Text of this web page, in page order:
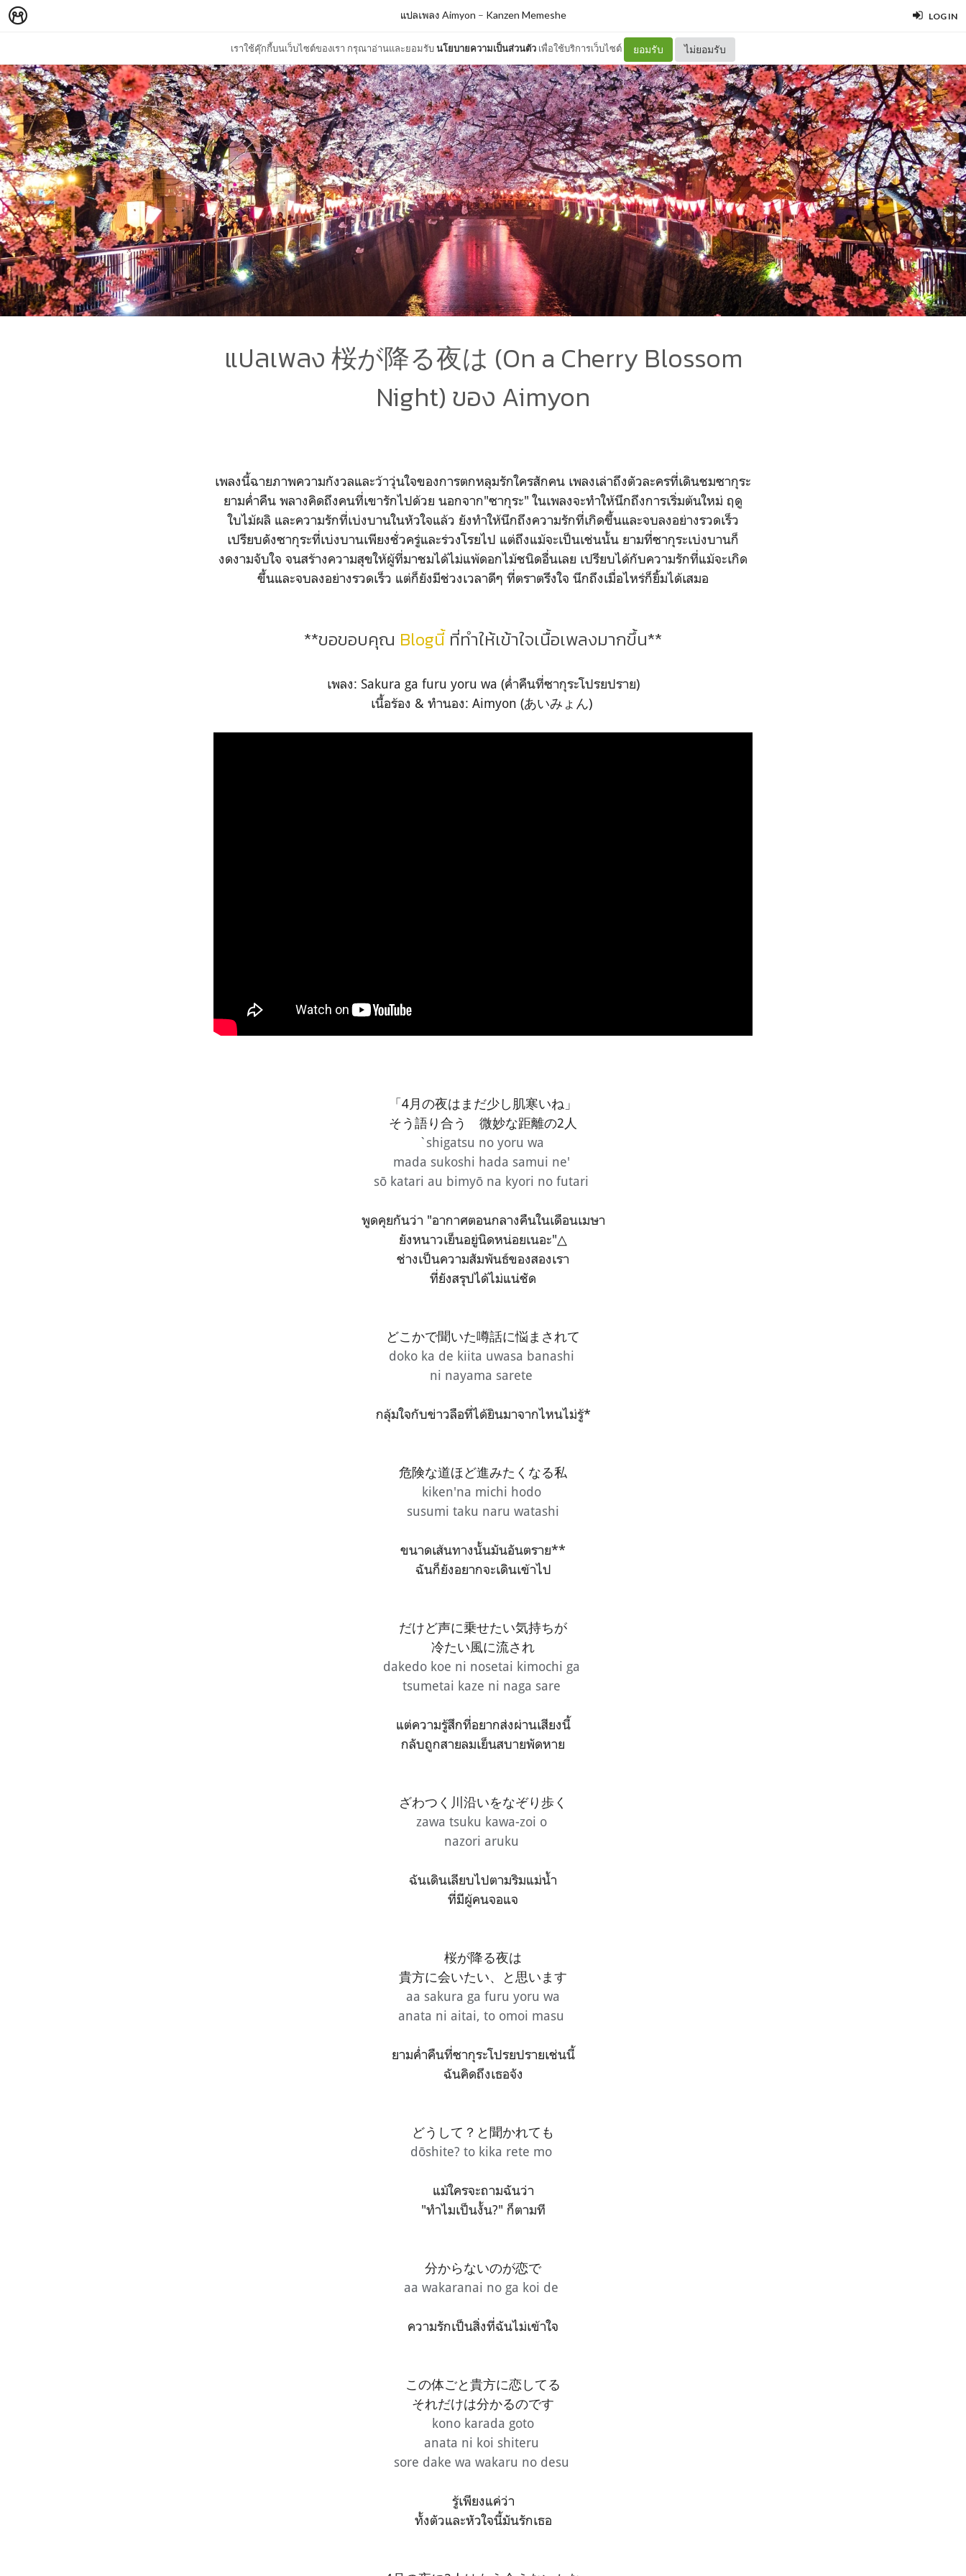
LOG IN
เราใช้คุ๊กกี้บนเว็บไซต์ของเรา กรุณาอ่านและยอมรับนโยบายความเป็นส่วนตัว เพื่อใช้บริการเว็บไซต์ ยอมรับ ไม่ยอมรับ
แปลเพลง Aimyon – Kanzen Memeshe
แปลเพลง 桜が降る夜は (On a Cherry Blossom
Night) ของ Aimyon
เพลงนี้ฉายภาพความกังวลและว้าวุ่นใจของการตกหลุมรักใครสักคน เพลงเล่าถึงตัวละครที่เดินชมซากุระ
ยามค่ำคืน พลางคิดถึงคนที่เขารักไปด้วย นอกจาก"ซากุระ" ในเพลงจะทำให้นึกถึงการเริ่มต้นใหม่ ฤดู
ใบไม้ผลิ และความรักที่เบ่งบานในหัวใจแล้ว ยังทำให้นึกถึงความรักที่เกิดขึ้นและจบลงอย่างรวดเร็ว
เปรียบดังซากุระที่เบ่งบานเพียงชั่วครู่และร่วงโรยไป แต่ถึงแม้จะเป็นเช่นนั้น ยามที่ซากุระเบ่งบานก็
งดงามจับใจ จนสร้างความสุขให้ผู้ที่มาชมได้ไม่แพ้ดอกไม้ชนิดอื่นเลย เปรียบได้กับความรักที่แม้จะเกิด
ขึ้นและจบลงอย่างรวดเร็ว แต่ก็ยังมีช่วงเวลาดีๆ ที่ตราตรึงใจ นึกถึงเมื่อไหร่ก็ยิ้มได้เสมอ
**ขอขอบคุณ Blogนี้ที่ทำให้เข้าใจเนื้อเพลงมากขึ้น**
เพลง: Sakura ga furu yoru wa (ค่ำคืนที่ซากุระโปรยปราย)
เนื้อร้อง & ทำนอง: Aimyon (あいみょん)
「4月の夜はまだ少し肌寒いね」
そう語り合う 微妙な距離の2人
`shigatsu no yoru wa
mada sukoshi hada samui ne'
sō katari au bimyō na kyori no futari
พูดคุยกันว่า "อากาศตอนกลางคืนในเดือนเมษา
ยังหนาวเย็นอยู่นิดหน่อยเนอะ"△
ช่างเป็นความสัมพันธ์ของสองเรา
ที่ยังสรุปได้ไม่แน่ชัด
どこかで聞いた噂話に悩まされて
doko ka de kiita uwasa banashi
ni nayama sarete
กลุ้มใจกับข่าวลือที่ได้ยินมาจากไหนไม่รู้*
危険な道ほど進みたくなる私
kiken'na michi hodo
susumi taku naru watashi
ขนาดเส้นทางนั้นมันอันตราย**
ฉันก็ยังอยากจะเดินเข้าไป
だけど声に乗せたい気持ちが
冷たい風に流され
dakedo koe ni nosetai kimochi ga
tsumetai kaze ni naga sare
แต่ความรู้สึกที่อยากส่งผ่านเสียงนี้
กลับถูกสายลมเย็นสบายพัดหาย
ざわつく川沿いをなぞり歩く
zawa tsuku kawa-zoi o
nazori aruku
ฉันเดินเลียบไปตามริมแม่น้ำ
ที่มีผู้คนจอแจ
桜が降る夜は
貴方に会いたい、と思います
aa sakura ga furu yoru wa
anata ni aitai, to omoi masu
ยามค่ำคืนที่ซากุระโปรยปรายเช่นนี้
ฉันคิดถึงเธอจัง
どうして？と聞かれても
dōshite? to kika rete mo
แม้ใครจะถามฉันว่า
"ทำไมเป็นงั้น?" ก็ตามที
分からないのが恋で
aa wakaranai no ga koi de
ความรักเป็นสิ่งที่ฉันไม่เข้าใจ
この体ごと貴方に恋してる
それだけは分かるのです
kono karada goto
anata ni koi shiteru
sore dake wa wakaru no desu
รู้เพียงแค่ว่า
ทั้งตัวและหัวใจนี้มันรักเธอ